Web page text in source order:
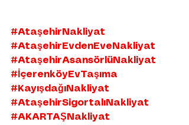
#AtaşehirNakliyat
#AtaşehirEvdenEveNakliyat
#AtaşehirAsansörlüNakliyat
#İçerenköyEvTaşıma
#KayışdağıNakliyat
#AtaşehirSigortalıNakliyat
#AKARTAŞNakliyat